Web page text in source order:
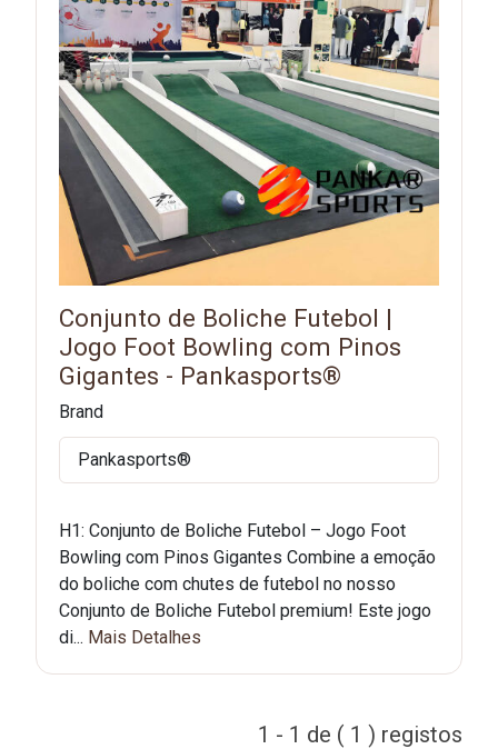
Conjunto de Boliche Futebol |
Jogo Foot Bowling com Pinos
Gigantes - Pankasports®
Brand
Pankasports®
H1: Conjunto de Boliche Futebol – Jogo Foot
Bowling com Pinos Gigantes Combine a emoção
do boliche com chutes de futebol no nosso
Conjunto de Boliche Futebol premium! Este jogo
di... Mais Detalhes
1 - 1 de ( 1 ) registos